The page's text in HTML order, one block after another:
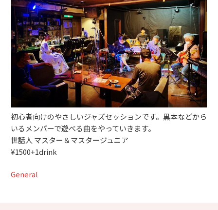
ブッキングライブ出演者募集！！
楽器機材等
初心者POPS
初心者向けのやさしいジャズセッションです。黒本などから
いるメンバーで遊べる曲をやっていきます。
世話人 マスター＆マスタージュニア
¥1500+1drink
General